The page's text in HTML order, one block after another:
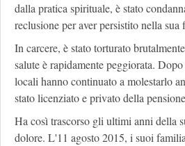
dalla pratica spirituale, è stato
reclusione per aver persistito nella sua
In carcere, è stato torturato
salute è rapidamente peggiorata.
locali hanno continuato a molestarlo
stato licenziato e privato della
Ha così trascorso gli ultimi anni della
dolore. L'11 agosto 2015, i suoi